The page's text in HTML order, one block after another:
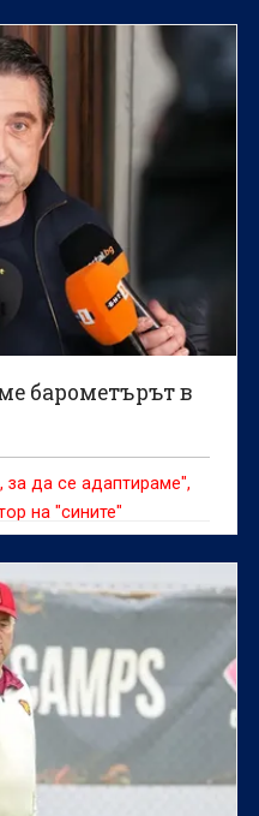
барометърът в
да се адаптираме",
на "сините"